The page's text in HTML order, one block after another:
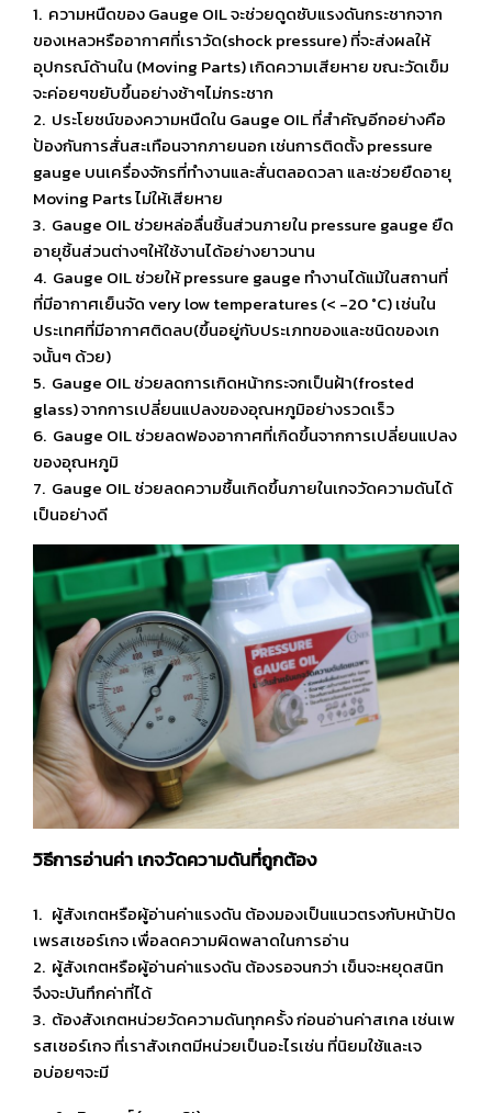
1. ความหนืดของ Gauge OIL จะช่วยดูดซับแรงดันกระชากจาก
ของเหลวหรืออากาศที่เราวัด(shock pressure) ที่จะส่งผลให้
อุปกรณ์ด้านใน (Moving Parts) เกิดความเสียหาย ขณะวัดเข็ม
จะค่อยๆขยับขึ้นอย่างช้าๆไม่กระชาก
2. ประโยชน์ของความหนืดใน Gauge OIL ที่สำคัญอีกอย่างคือ
ป้องกันการสั่นสะเทือนจากภายนอก เช่นการติดตั้ง pressure
gauge บนเครื่องจักรที่ทำงานและสั่นตลอดวลา และช่วยยืดอายุ
Moving Parts ไม่ให้เสียหาย
3. Gauge OIL ช่วยหล่อลื่นชิ้นส่วนภายใน pressure gauge ยืด
อายุชิ้นส่วนต่างๆให้ใช้งานได้อย่างยาวนาน
4. Gauge OIL ช่วยให้ pressure gauge ทำงานได้แม้ในสถานที่
ที่มีอากาศเย็นจัด very low temperatures (< -20 °C) เช่นใน
ประเทศที่มีอากาศติดลบ(ขึ้นอยู่กับประเภทของและชนิดของเก
จนั้นๆ ด้วย)
5. Gauge OIL ช่วยลดการเกิดหน้ากระจกเป็นฝ้า(frosted
glass) จากการเปลี่ยนแปลงของอุณหภูมิอย่างรวดเร็ว
6. Gauge OIL ช่วยลดฟองอากาศที่เกิดขึ้นจากการเปลี่ยนแปลง
ของอุณหภูมิ
7. Gauge OIL ช่วยลดความชื้นเกิดขึ้นภายในเกจวัดความดันได้
เป็นอย่างดี
วิธีการอ่านค่า เกจวัดความดันที่ถูกต้อง
1. ผู้สังเกตหรือผู้อ่านค่าแรงดัน ต้องมองเป็นแนวตรงกับหน้าปัด
เพรสเชอร์เกจ เพื่อลดความผิดพลาดในการอ่าน
2. ผู้สังเกตหรือผู้อ่านค่าแรงดัน ต้องรอจนกว่า เข็นจะหยุดสนิท
จึงจะบันทึกค่าที่ได้
3. ต้องสังเกตหน่วยวัดความดันทุกครั้ง ก่อนอ่านค่าสเกล เช่นเพ
รสเชอร์เกจ ที่เราสังเกตมีหน่วยเป็นอะไรเช่น ที่นิยมใช้และเจ
อบ่อยๆจะมี